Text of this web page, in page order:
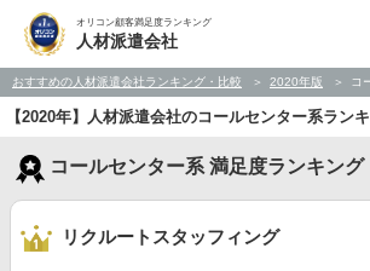
オリコン顧客満足度ランキング
人材派遣会社
おすすめの人材派遣会社ランキング・比較 2020年版 コ
【2020年】人材派遣会社のコールセンター系ラン
コールセンター系 満足度ランキング
リクルートスタッフィング